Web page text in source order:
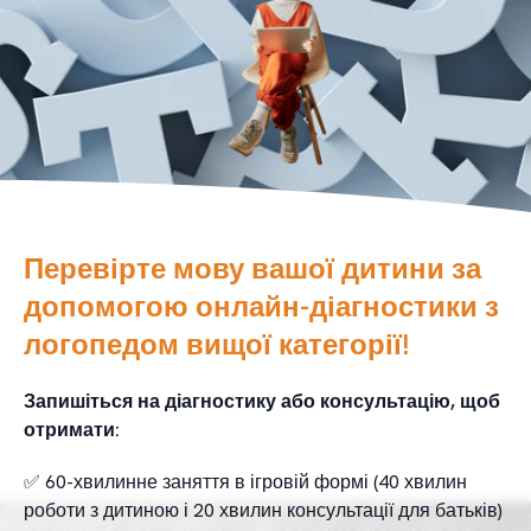
Перевірте мову вашої дитини за
допомогою онлайн-діагностики з
логопедом вищої категорії!
Запишіться на діагностику або консультацію, щоб
отримати:
✅ 60-хвилинне заняття в ігровій формі (40 хвилин
роботи з дитиною і 20 хвилин консультації для батьків)